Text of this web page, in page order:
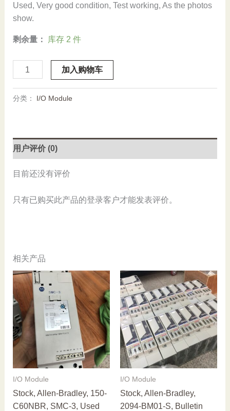
Used, Very good condition, Test working, As the photos
show.
剩余量： 库存 2 件
Stock,
Rexroth,
IB-
PWR
289312,
数
加入购物车
分类： I/O Module
用户评价 (0)
目前还没有评价
只有已购买此产品的登录客户才能发表评价。
相关产品
I/O Module
Stock, Allen-Bradley, 150-
C60NBR, SMC-3, Used
I/O Module
Stock, Allen-Bradley,
2094-BM01-S, Bulletin